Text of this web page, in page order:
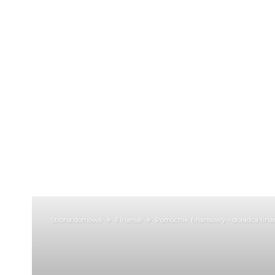
Strona domowa Finanse Pomocnik finansowy – doradca